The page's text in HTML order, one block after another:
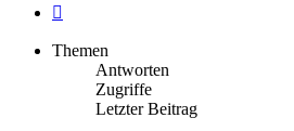
Themen
Antworten
Zugriffe
Letzter Beitrag